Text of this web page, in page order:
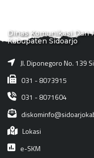
Dinas Komunikasi Dan
Kabupaten Sidoarjo
Jl. Diponegoro No. 139
031 - 8073915
031 - 8071604
Lokasi
e-SKM